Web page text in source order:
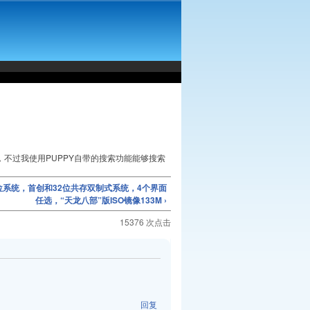
过我使用PUPPY自带的搜索功能能够搜索
统，首创和32位共存双制式系统，4个界面
任选，“天龙八部”版ISO镜像133M ›
15376 次点击
回复